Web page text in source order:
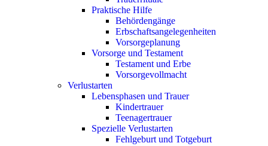
Praktische Hilfe
Behördengänge
Erbschaftsangelegenheiten
Vorsorgeplanung
Vorsorge und Testament
Testament und Erbe
Vorsorgevollmacht
Verlustarten
Lebensphasen und Trauer
Kindertrauer
Teenagertrauer
Spezielle Verlustarten
Fehlgeburt und Totgeburt